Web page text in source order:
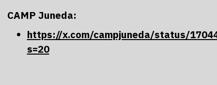
CAMP Juneda:
https://x.com/campjuneda/status/
s=20